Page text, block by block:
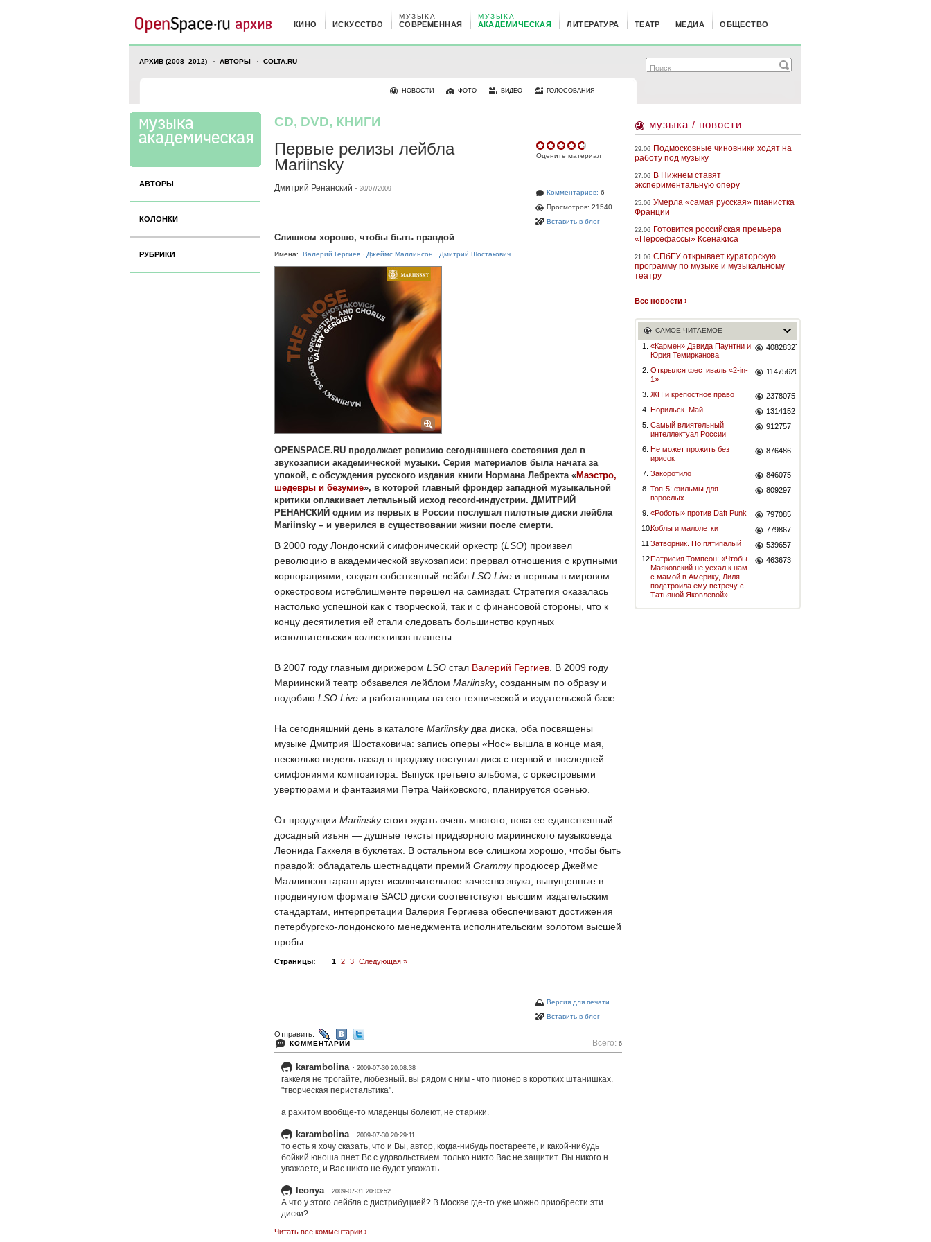
КИНО ИСКУССТВО СОВРЕМЕННАЯ
МУЗЫКА
АКАДЕМИЧЕСКАЯ
МУЗЫКА
ЛИТЕРАТУРА ТЕАТР МЕДИА ОБЩЕСТВО
АРХИВ (2008–2012) АВТОРЫ COLTA.RU
НОВОСТИ ФОТО ВИДЕО ГОЛОСОВАНИЯ
АВТОРЫ
КОЛОНКИ
РУБРИКИ
CD, DVD, КНИГИ
Оцените материал
Комментариев: 6
Просмотров: 21540
Вставить в блог
Первые релизы лейбла
Mariinsky
Дмитрий Ренанский · 30/07/2009
Слишком хорошо, чтобы быть правдой
Имена: Валерий Гергиев · Джеймс Маллинсон · Дмитрий Шостакович
OPENSPACE.RU продолжает ревизию сегодняшнего состояния дел в
звукозаписи академической музыки. Серия материалов была начата за
упокой, с обсуждения русского издания книги Нормана Лебрехта «Маэстро,
шедевры и безумие», в которой главный фрондер западной музыкальной
критики оплакивает летальный исход record-индустрии. ДМИТРИЙ
РЕНАНСКИЙ одним из первых в России послушал пилотные диски лейбла
Mariinsky – и уверился в существовании жизни после смерти.
В 2000 году Лондонский симфонический оркестр (LSO) произвел
революцию в академической звукозаписи: прервал отношения с крупными
корпорациями, создал собственный лейбл LSO Live и первым в мировом
оркестровом истеблишменте перешел на самиздат. Стратегия оказалась
настолько успешной как с творческой, так и с финансовой стороны, что к
концу десятилетия ей стали следовать большинство крупных
исполнительских коллективов планеты.
В 2007 году главным дирижером LSO стал Валерий Гергиев . В 2009 году
Мариинский театр обзавелся лейблом Mariinsky, созданным по образу и
подобию LSO Live и работающим на его технической и издательской базе.
На сегодняшний день в каталоге Mariinskyдва диска, оба посвящены
музыке Дмитрия Шостаковича: запись оперы «Нос» вышла в конце мая,
несколько недель назад в продажу поступил диск с первой и последней
симфониями композитора. Выпуск третьего альбома, с оркестровыми
увертюрами и фантазиями Петра Чайковского, планируется осенью.
От продукции Mariinskyстоит ждать очень многого, пока ее единственный
досадный изъян — душные тексты придворного мариинского музыковеда
Леонида Гаккеля в буклетах. В остальном все слишком хорошо, чтобы быть
правдой: обладатель шестнадцати премий Grammyпродюсер Джеймс
Маллинсон гарантирует исключительное качество звука, выпущенные в
продвинутом формате SACD диски соответствуют высшим издательским
стандартам, интерпретации Валерия Гергиева обеспечивают достижения
петербургско-лондонского менеджмента исполнительским золотом высшей
пробы.
Страницы: 1 2 3 Следующая »
Отправить:
Версия для печати
Вставить в блог
КОММЕНТАРИИ Всего: 6
karambolina · 2009-07-30 20:08:38
гаккеля не трогайте, любезный. вы рядом с ним - что пионер в коротких штанишках.
"творческая перистальтика".
а рахитом вообще-то младенцы болеют, не старики.
karambolina · 2009-07-30 20:29:11
то есть я хочу сказать, что и Вы, автор, когда-нибудь постареете, и какой-нибудь
бойкий юноша пнет Вс с удовольствием. только никто Вас не защитит. Вы никого н
уважаете, и Вас никто не будет уважать.
leonya · 2009-07-31 20:03:52
А что у этого лейбла с дистрибуцией? В Москве где-то уже можно приобрести эти
диски?
Читать все комментарии ›
музыка / новости
29.06 Подмосковные чиновники ходят на
работу под музыку
27.06 В Нижнем ставят
экспериментальную оперу
25.06 Умерла «самая русская» пианистка
Франции
22.06 Готовится российская премьера
«Персефассы» Ксенакиса
21.06 СПбГУ открывает кураторскую
программу по музыке и музыкальному
театру
Все новости ›
САМОЕ ЧИТАЕМОЕ
1.
«Кармен» Дэвида Паунтни и
Юрия Темирканова
40828327
2. Открылся фестиваль «2-in-
1»
11475620
3. ЖП и крепостное право
2378075
4. Норильск. Май
1314152
5. Самый влиятельный
интеллектуал России
912757
6. Не может прожить без
ирисок
876486
7. Закоротило
846075
8. Топ-5: фильмы для
взрослых
809297
9. «Роботы» против Daft Punk
797085
10.Коблы и малолетки
779867
11.Затворник. Но пятипалый
539657
12.Патрисия Томпсон: «Чтобы
Маяковский не уехал к нам
с мамой в Америку, Лиля
подстроила ему встречу с
Татьяной Яковлевой»
463673